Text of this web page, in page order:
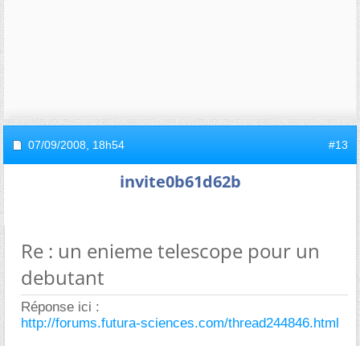
07/09/2008, 18h54 #13
invite0b61d62b
Re : un enieme telescope pour un
debutant
Réponse ici :
http://forums.futura-sciences.com/thread244846.html